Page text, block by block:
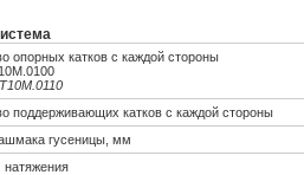
опорных катков с каждой стороны
поддерживающих катков с каждой стороны
гусеницы, мм